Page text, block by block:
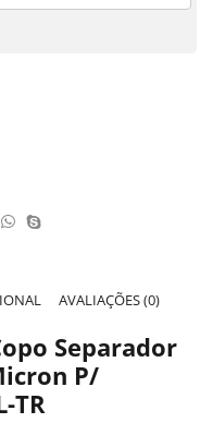
AVALIAÇÕES (0)
Separador
P/
TR